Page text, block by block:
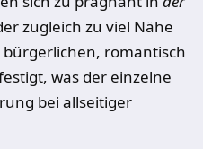
zugleich zu viel Nähe
romantisch
was der einzelne
bei allseitiger